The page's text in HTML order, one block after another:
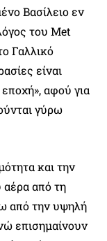
Βασίλειο εν
του Met
Γαλλικό
είναι
αφού για
γύρω
και την
από τη
από την υψηλή
επισημαίνουν